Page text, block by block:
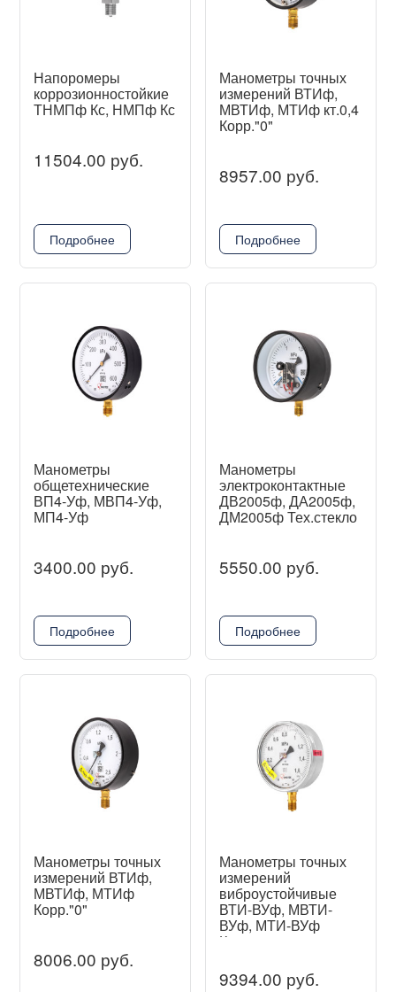
Напоромеры
коррозионностойкие
ТНМПф Кс, НМПф Кс
11504.00 руб.
Подробнее
Манометры точных
измерений ВТИф,
МВТИф, МТИф кт.0,4
Корр."0"
8957.00 руб.
Подробнее
Манометры
общетехнические
ВП4-Уф, МВП4-Уф,
МП4-Уф
3400.00 руб.
Подробнее
Манометры
электроконтактные
ДВ2005ф, ДА2005ф,
ДМ2005ф Тех.стекло
5550.00 руб.
Подробнее
Манометры точных
измерений ВТИф,
МВТИф, МТИф
Корр."0"
8006.00 руб.
Манометры точных
измерений
виброустойчивые
ВТИ-ВУф, МВТИ-
ВУф, МТИ-ВУф
Корр."0"
9394.00 руб.